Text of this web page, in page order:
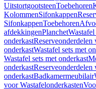
UitstortgootsteenToebehoren
KolommenSifonkappen
SifonkappenToebehoren
afdekkingenPlanchet
onderkastReserveonderdelen
onderkastWastafel sets met
Wastafel sets met onderkast
onderkastReserveonderdelen
onderkastBadkamermeubilair
voor Wastafelonderkasten